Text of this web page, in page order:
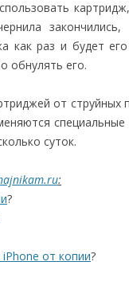
как раз и будет
обнулять его.
от
суток.
:
?
от копии?